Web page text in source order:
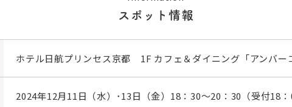
スポット情報
ホテル日航プリンセス京都 1F カフェ＆ダイニング「アンバー
2024年12月11日（水）･13日（金）18：30～20：30（受付18：